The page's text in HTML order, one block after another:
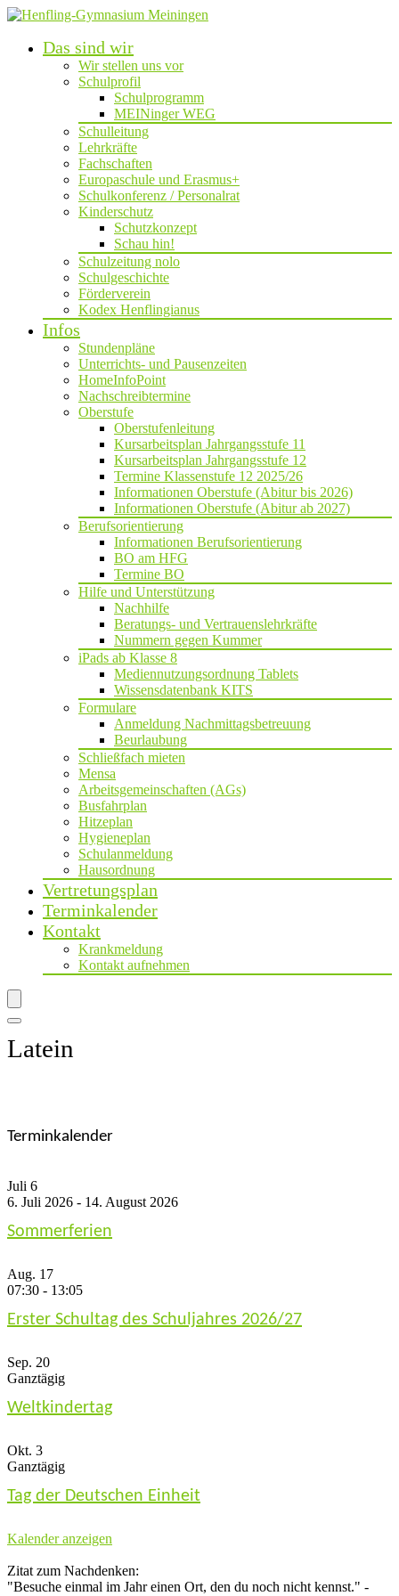
Das sind wir
Wir stellen uns vor
Schulprofil
Schulprogramm
MEINinger WEG
Schulleitung
Lehrkräfte
Fachschaften
Europaschule und Erasmus+
Schulkonferenz / Personalrat
Kinderschutz
Schutzkonzept
Schau hin!
Schulzeitung nolo
Schulgeschichte
Förderverein
Kodex Henflingianus
Infos
Stundenpläne
Unterrichts- und Pausenzeiten
HomeInfoPoint
Nachschreibtermine
Oberstufe
Oberstufenleitung
Kursarbeitsplan Jahrgangsstufe 11
Kursarbeitsplan Jahrgangsstufe 12
Termine Klassenstufe 12 2025/26
Informationen Oberstufe (Abitur bis 2026)
Informationen Oberstufe (Abitur ab 2027)
Berufsorientierung
Informationen Berufsorientierung
BO am HFG
Termine BO
Hilfe und Unterstützung
Nachhilfe
Beratungs- und Vertrauenslehrkräfte
Nummern gegen Kummer
iPads ab Klasse 8
Mediennutzungsordnung Tablets
Wissensdatenbank KITS
Formulare
Anmeldung Nachmittagsbetreuung
Beurlaubung
Schließfach mieten
Mensa
Arbeitsgemeinschaften (AGs)
Busfahrplan
Hitzeplan
Hygieneplan
Schulanmeldung
Hausordnung
Vertretungsplan
Terminkalender
Kontakt
Krankmeldung
Kontakt aufnehmen
Latein
Terminkalender
Juli 6
6. Juli 2026 - 14. August 2026
Sommerferien
Aug. 17
07:30 - 13:05
Erster Schultag des Schuljahres 2026/27
Sep. 20
Ganztägig
Weltkindertag
Okt. 3
Ganztägig
Tag der Deutschen Einheit
Kalender anzeigen
Zitat zum Nachdenken:
"Besuche einmal im Jahr einen Ort, den du noch nicht kennst." -